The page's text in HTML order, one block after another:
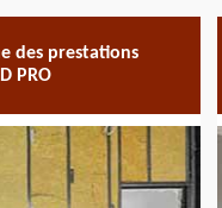
des prestations
PRO